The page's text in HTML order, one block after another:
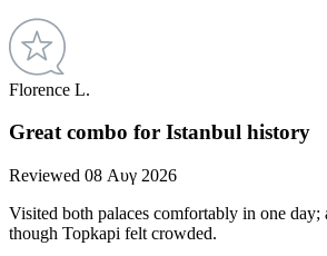
Florence L.
Great combo for Istanbul history
Reviewed 08 Αυγ 2026
Visited both palaces comfortably in one day;
though Topkapi felt crowded.